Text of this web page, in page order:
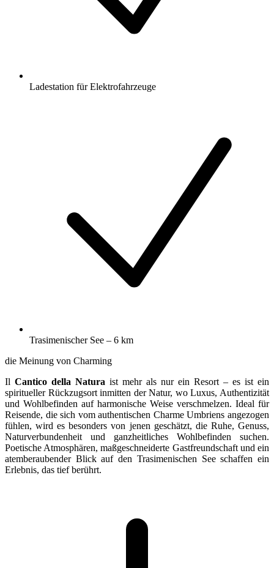
Ladestation für Elektrofahrzeuge
Trasimenischer See – 6 km
die Meinung von Charming
Il Cantico della Natura ist mehr als nur ein Resort – es ist ein
spiritueller Rückzugsort inmitten der Natur, wo Luxus, Authentizität
und Wohlbefinden auf harmonische Weise verschmelzen. Ideal für
Reisende, die sich vom authentischen Charme Umbriens angezogen
fühlen, wird es besonders von jenen geschätzt, die Ruhe, Genuss,
Naturverbundenheit und ganzheitliches Wohlbefinden suchen.
Poetische Atmosphären, maßgeschneiderte Gastfreundschaft und ein
atemberaubender Blick auf den Trasimenischen See schaffen ein
Erlebnis, das tief berührt.